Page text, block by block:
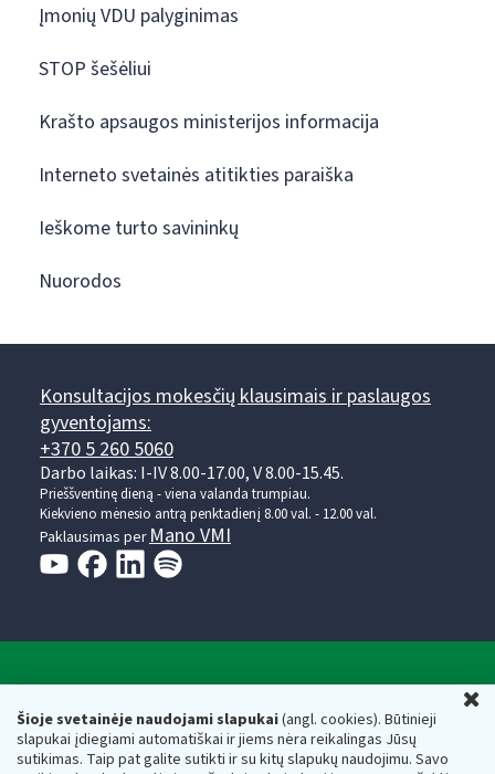
Šioje svetainėje naudojami slapukai(angl. cookies). Būtinieji
slapukai įdiegiami automatiškai ir jiems nėra reikalingas Jūsų
sutikimas. Taip pat galite sutikti ir su kitų slapukų naudojimu. Savo
Įmonių VDU palyginimas
STOP šešėliui
Krašto apsaugos ministerijos informacija
Interneto svetainės atitikties paraiška
Ieškome turto savininkų
Nuorodos
Konsultacijos mokesčių klausimais ir paslaugos
gyventojams:
+370 5 260 5060
Darbo laikas: I-IV 8.00-17.00, V 8.00-15.45.
Prieššventinę dieną - viena valanda trumpiau.
Kiekvieno mėnesio antrą penktadienį 8.00 val. - 12.00 val.
Paklausimas per Mano VMI
Respublikos finansų ministerijos
Biudžetinė įstaiga. Juridinio asmens kodas — 188659752,